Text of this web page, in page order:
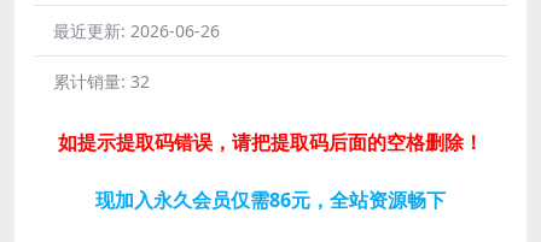
最近更新: 2026-06-26
累计销量: 32
如提示提取码错误，请把提取码后面的空格删除！
现加入永久会员仅需86元，全站资源畅下